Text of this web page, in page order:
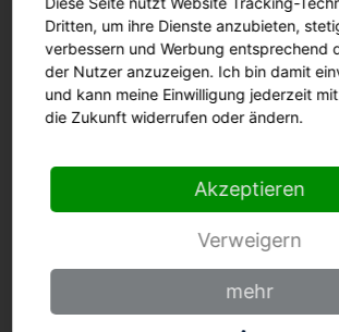
Gemüsemesser
Dritten, um ihre Dienste anzubieten,
verbessern und Werbung entsprechend
der Nutzer anzuzeigen. Ich bin damit
und kann meine Einwilligung jederzeit
die Zukunft widerrufen oder ändern.
Akzeptieren
Verweigern
mehr